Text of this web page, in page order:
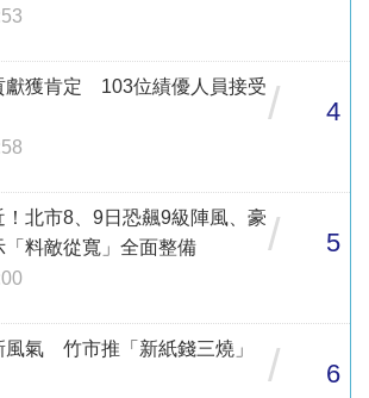
獻獲肯定 103位績優人員接受/ 4
！北市8、9日恐飆9級陣風、豪
料敵從寬」全面整備
/ 5
風氣 竹市推「新紙錢三燒」
/ 6